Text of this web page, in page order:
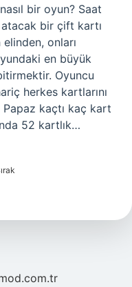
bir oyun? Saat
bir çift kartı
onları
en büyük
Oyuncu
herkes kartlarını
Papaz kaçtı kaç kart
52 kartlık…